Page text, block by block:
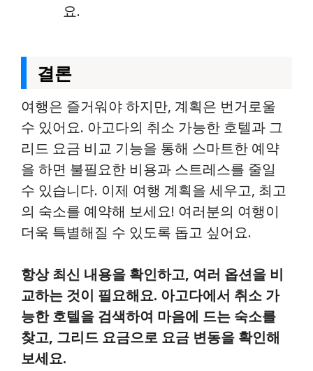
요.
결론
여행은 즐거워야 하지만, 계획은 번거로울
수 있어요. 아고다의 취소 가능한 호텔과 그
리드 요금 비교 기능을 통해 스마트한 예약
을 하면 불필요한 비용과 스트레스를 줄일
수 있습니다. 이제 여행 계획을 세우고, 최고
의 숙소를 예약해 보세요! 여러분의 여행이
더욱 특별해질 수 있도록 돕고 싶어요.
항상 최신 내용을 확인하고, 여러 옵션을 비
교하는 것이 필요해요. 아고다에서 취소 가
능한 호텔을 검색하여 마음에 드는 숙소를
찾고, 그리드 요금으로 요금 변동을 확인해
보세요.